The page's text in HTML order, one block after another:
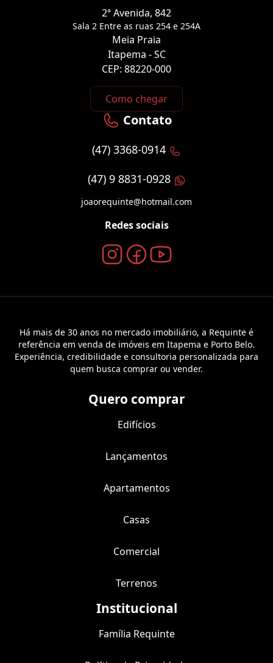
2ª Avenida, 842
Sala 2 Entre as ruas 254 e 254A
Meia Praia
Itapema - SC
CEP: 88220-000
Como chegar
Contato
(47) 3368-0914
(47) 9 8831-0928
joaorequinte@hotmail.com
Redes sociais
Há mais de 30 anos no mercado imobiliário, a Requinte é
referência em venda de imóveis em Itapema e Porto Belo.
Experiência, credibilidade e consultoria personalizada para
quem busca comprar ou vender.
Quero comprar
Edifícios
Lançamentos
Apartamentos
Casas
Comercial
Terrenos
Institucional
Família Requinte